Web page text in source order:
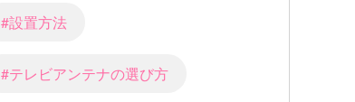
#設置方法
#テレビアンテナの選び方